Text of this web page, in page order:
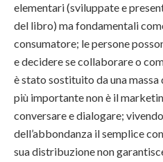
elementari (sviluppate e
del libro) ma fondamentali
consumatore; le persone
e decidere se collaborare o
è stato sostituito da una
più importante non è il
conversare e dialogare; vivendo
dell’abbondanza il semplice
sua distribuzione non